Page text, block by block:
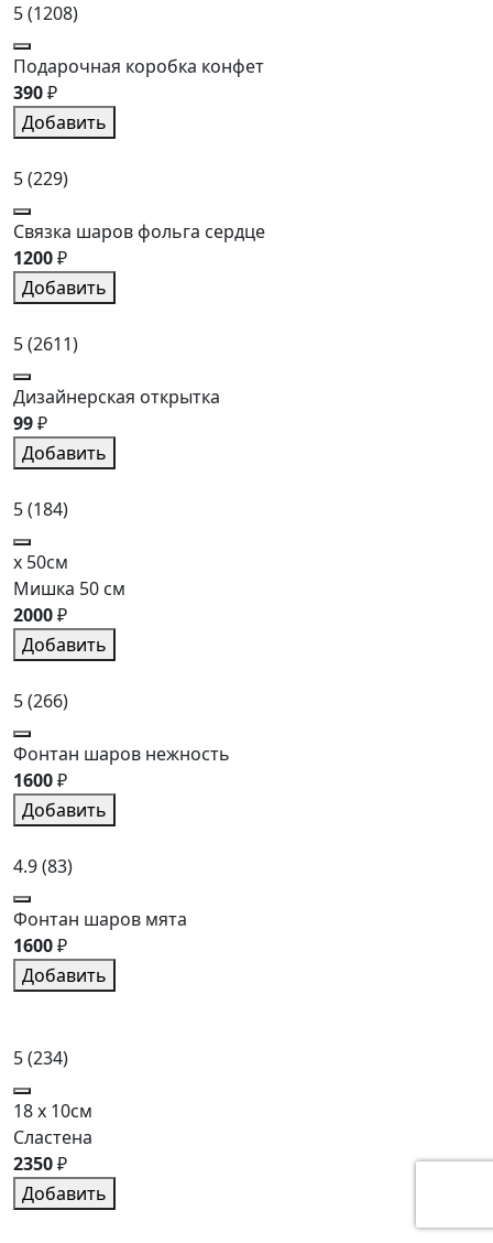
5(1208)
Подарочная коробка конфет
390₽
Добавить
5(229)
Связка шаров фольга сердце
1200₽
Добавить
5(2611)
Дизайнерская открытка
99₽
Добавить
5(184)
x 50см
Мишка 50 см
2000₽
Добавить
5(266)
Фонтан шаров нежность
1600₽
Добавить
4.9(83)
Фонтан шаров мята
1600₽
Добавить
5(234)
18 x 10см
Сластена
2350₽
Добавить